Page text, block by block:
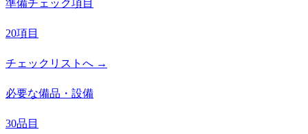
準備チェック項目
20項目
チェックリストへ →
必要な備品・設備
30品目